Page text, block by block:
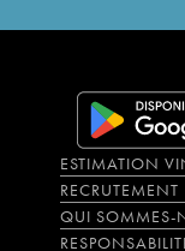
ESTIMATION
RECRUTEMENT
QUI SOMMES-